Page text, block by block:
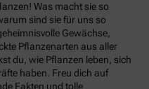
Was macht sie so
sind sie für uns so
Gewächse,
Pflanzenarten aus aller
du, wie Pflanzen leben, sich
haben. Freu dich auf
Fakten und tolle